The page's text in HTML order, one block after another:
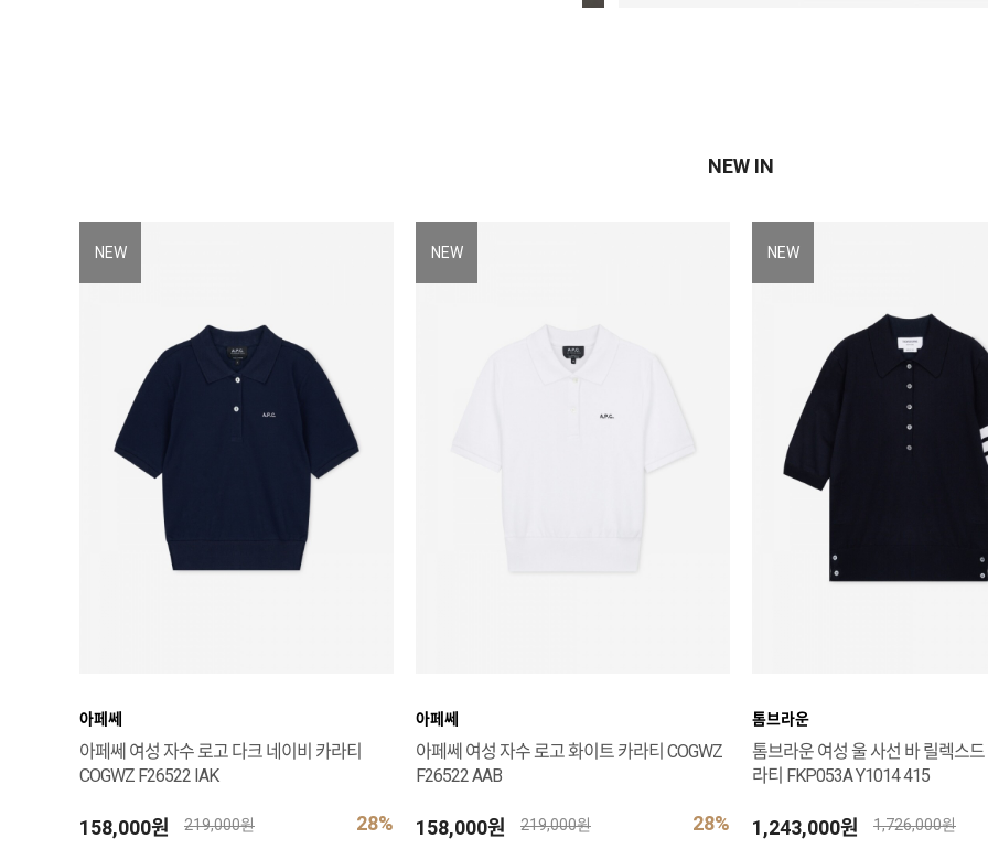
NEW IN
NEW
아페쎄
아페쎄 여성 자수 로고 다크 네이비 카라티
COGWZ F26522 IAK
158,000원 28%
219,000원
NEW
아페쎄
아페쎄 여성 자수 로고 화이트 카라티 COGWZ
F26522 AAB
158,000원 28%
219,000원
NEW
톰브라운
톰브라운 여성 울 사선 바 릴렉스
라티 FKP053A Y1014 415
1,243,000원 1,726,000원